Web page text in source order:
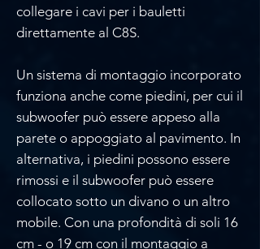
collegare i cavi per i bauletti
direttamente al C8S.
Un sistema di montaggio incorporato
funziona anche come piedini, per cui il
subwoofer può essere appeso alla
parete o appoggiato al pavimento. In
alternativa, i piedini possono essere
rimossi e il subwoofer può essere
collocato sotto un divano o un altro
mobile. Con una profondità di soli 16
cm - o 19 cm con il montaggio a